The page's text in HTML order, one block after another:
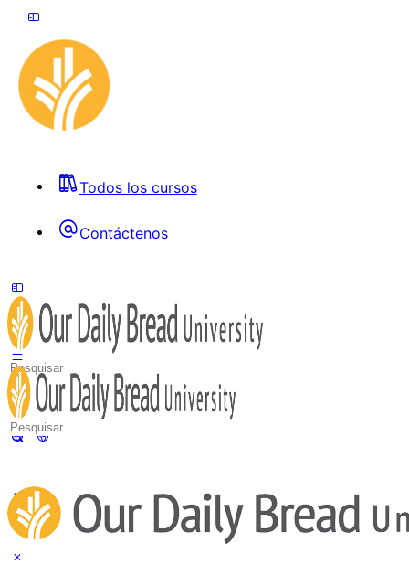
Todos los cursos
Contáctenos
Side
Panel
Search
for:
Search
for: